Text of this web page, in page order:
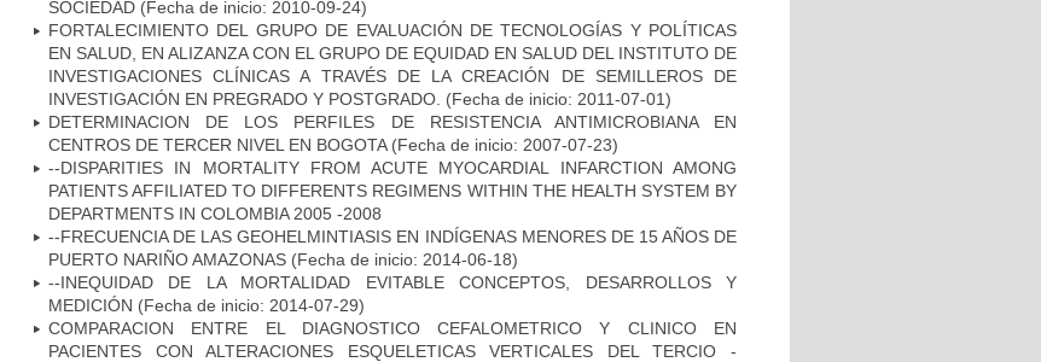
SOCIEDAD (Fecha de inicio: 2010-09-24)
FORTALECIMIENTO DEL GRUPO DE EVALUACIÓN DE TECNOLOGÍAS Y POLÍTICAS
EN SALUD, EN ALIZANZA CON EL GRUPO DE EQUIDAD EN SALUD DEL INSTITUTO DE
INVESTIGACIONES CLÍNICAS A TRAVÉS DE LA CREACIÓN DE SEMILLEROS DE
INVESTIGACIÓN EN PREGRADO Y POSTGRADO. (Fecha de inicio: 2011-07-01)
DETERMINACION DE LOS PERFILES DE RESISTENCIA ANTIMICROBIANA EN
CENTROS DE TERCER NIVEL EN BOGOTA(Fecha de inicio: 2007-07-23)
--DISPARITIES IN MORTALITY FROM ACUTE MYOCARDIAL INFARCTION AMONG
PATIENTS AFFILIATED TO DIFFERENTS REGIMENS WITHIN THE HEALTH SYSTEM BY
DEPARTMENTS IN COLOMBIA 2005 -2008
--FRECUENCIA DE LAS GEOHELMINTIASIS EN INDÍGENAS MENORES DE 15 AÑOS DE
PUERTO NARIÑO AMAZONAS (Fecha de inicio: 2014-06-18)
--INEQUIDAD DE LA MORTALIDAD EVITABLE CONCEPTOS, DESARROLLOS Y
MEDICIÓN (Fecha de inicio: 2014-07-29)
COMPARACION ENTRE EL DIAGNOSTICO CEFALOMETRICO Y CLINICO EN
PACIENTES CON ALTERACIONES ESQUELETICAS VERTICALES DEL TERCIO -